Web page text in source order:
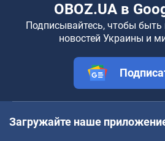
OBOZ.UA в
Подписывайтесь, чтобы быть
новостей Украины и
Загружайте наше